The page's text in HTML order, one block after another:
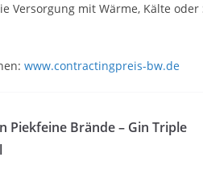
Versorgung mit Wärme, Kälte
www.contractingpreis-bw.de
Piekfeine Brände – Gin Triple